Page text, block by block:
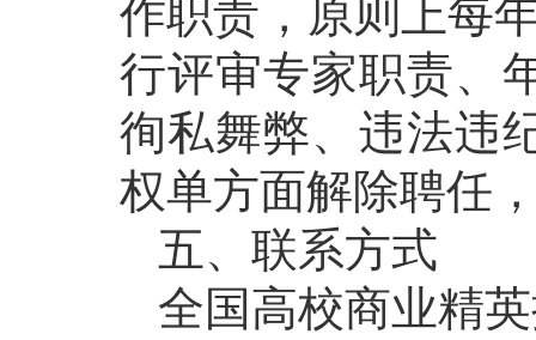
作职责，原则上每
行评审专家职责、
徇私舞弊、违法违
权单方面解除聘任
五、联系方式
全国高校商业精